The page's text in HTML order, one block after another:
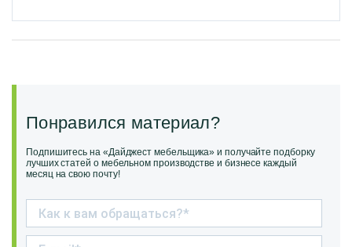
Понравился материал?
Подпишитесь на «Дайджест мебельщика» и получайте подборку
лучших статей о мебельном производстве и бизнесе каждый
месяц на свою почту!